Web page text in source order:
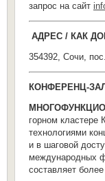
запрос на сайт
АДРЕС / КАК
354392, Сочи,
КОНФЕРЕНЦ-
горном
технологиями
и в шаговой
международных
составляет